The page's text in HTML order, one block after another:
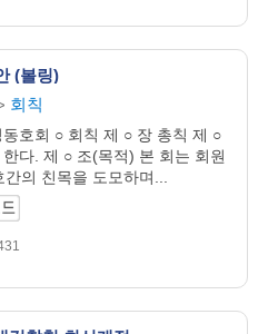
(볼링)
회칙
호회 ○ 회칙 제 ○ 장 총칙 제 ○
다. 제 ○ 조(목적) 본 회는 회원
의 친목을 도모하며...